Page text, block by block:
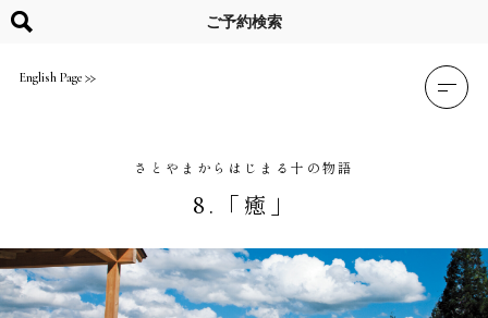
content
English Page
ご予約検索
さとやまからはじまる十の物語
8.「癒」